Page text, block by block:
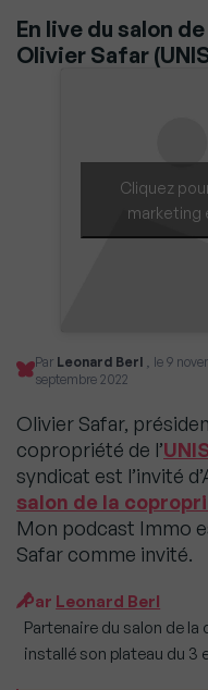
En live du salon
Olivier Safar
Cliquez
marketing
Par Leonard Berl
, le 9
septembre 2022
Olivier Safar,
copropriété de l’
syndicat est l’invité
salon de la
Mon podcast Immo
Safar comme invité.
Par Leonard Berl
Partenaire du salon de la
installé son plateau du 3